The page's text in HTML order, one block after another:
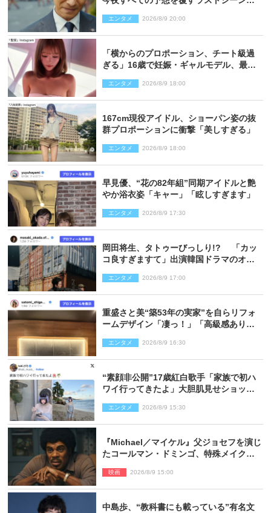
エンタメ 2026/8/9 20:00
「横からのプロポーション、チート級過
ぎる」16歳で妊娠・ギャルモデル、最新
エンタメ 2026/8/9 18:00
167cm現役アイドル、ショーパン姿の抜
群プロポーションに衝撃「美しすぎる」
エンタメ 2026/8/9 18:00
早見優、“花の82年組”同期アイドルと艶
やか浴衣姿「キャー」「眩しすぎます」
エンタメ 2026/8/9 17:30
岡田将生、タトゥーびっしり!? 「カッ
コ良すぎますて」出演韓国ドラマのオフ
エンタメ 2026/8/9 17:00
重盛さと美“築53年の実家”を自らリフォ
ームデザイン「凄っ！」「高級感ありま
エンタメ 2026/8/9 16:30
“素顔非公開”17歳紅白歌手「家族で初ハ
ワイ行ってきたよ」大胆肌見せショット
エンタメ 2026/8/9 15:30
『Michael／マイケル』父ジョセフを演じ
たコールマン・ドミンゴ、特殊メイクに2
映画 2026/8/9 15:00
中島歩、“教科書にも載っている”有名文